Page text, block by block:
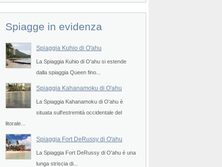
Spiagge in evidenza
Spiaggia Kuhio di O'ahu
La Spiaggia Kuhio di O'ahu si estende
dalla spiaggia Queen fino...
Spiaggia Kahanamoku di O'ahu
La Spiaggia Kahanamoku di O'ahu è
situata sull'estremità occidentale del
litorale...
Spiaggia Fort DeRussy di O'ahu
La Spiaggia Fort DeRussy di O'ahu è una
lunga striscia di...